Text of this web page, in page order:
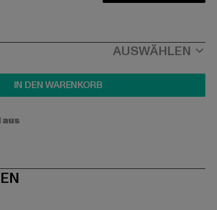
AUSWÄHLEN
IN DEN WARENKORB